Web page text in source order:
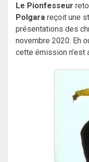
Le Pionfesseur
Polgara reçoit une
présentations des
novembre 2020. Eh
cette émission n’est